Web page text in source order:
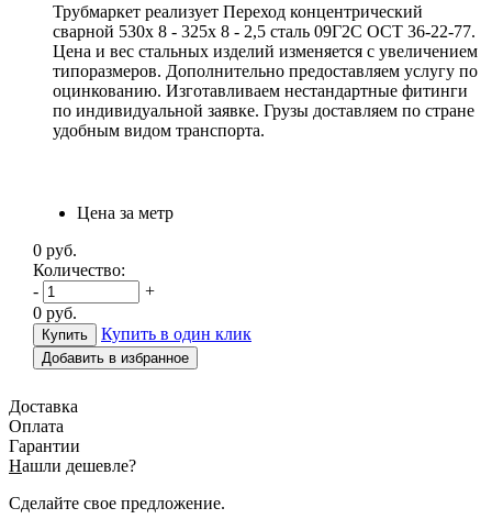
Трубмаркет реализует Переход концентрический
сварной 530х 8 - 325х 8 - 2,5 сталь 09Г2С ОСТ 36-22-77.
Цена и вес стальных изделий изменяется с увеличением
типоразмеров. Дополнительно предоставляем услугу по
оцинкованию. Изготавливаем нестандартные фитинги
по индивидуальной заявке. Грузы доставляем по стране
удобным видом транспорта.
Цена за метр
0 руб.
Количество:
-
+
0 руб.
Купить в один клик
Добавить в избранное
Доставка
Оплата
Гарантии
Нашли дешевле?
Сделайте свое предложение.